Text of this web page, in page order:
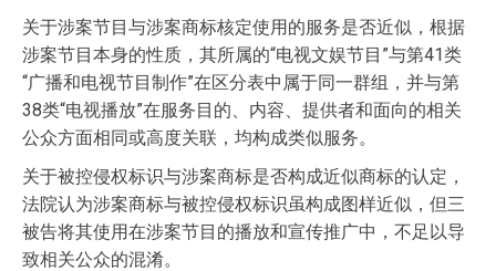
关于涉案节目与涉案商标核定使用的服务是否近似，根据
涉案节目本身的性质，其所属的“电视文娱节目”与第41类
“广播和电视节目制作”在区分表中属于同一群组，并与第
38类“电视播放”在服务目的、内容、提供者和面向的相关
公众方面相同或高度关联，均构成类似服务。
关于被控侵权标识与涉案商标是否构成近似商标的认定，
法院认为涉案商标与被控侵权标识虽构成图样近似，但三
被告将其使用在涉案节目的播放和宣传推广中，不足以导
致相关公众的混淆。